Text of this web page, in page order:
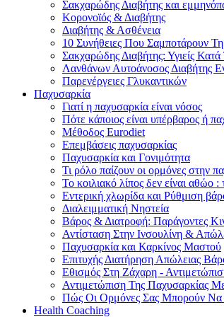
Σακχαρώδης Διαβήτης και
Κορονοϊός & Διαβήτης
Διαβήτης & Ασθένεια
10 Συνήθειες Που Σαμποτάρουν
Σακχαρώδης Διαβήτης: Υγιείς
Λανθάνων Αυτοάνοσος Διαβήτης
Παρενέργειες Γλυκαντικών
Παχυσαρκία
Γιατί η παχυσαρκία είναι νόσος
Πότε κάποιος είναι υπέρβαρος ή
Μέθοδος Eurodiet
Επεμβάσεις παχυσαρκίας
Παχυσαρκία και Γονιμότητα
Τι ρόλο παίζουν οι ορμόνες στην
Το κοιλιακό λίπος δεν είναι αθώο :
Εντερική χλωρίδα και Ρύθμιση
Διαλειμματική Νηστεία
Βάρος & Διατροφή: Παράγοντες
Αντίσταση Στην Ινσουλίνη &
Παχυσαρκία και Καρκίνος Μαστού
Επιτυχής Διατήρηση Απώλειας
Εθισμός Στη Ζάχαρη -
Αντιμετώπιση Της Παχυσαρκίας
Πώς Οι Ορμόνες Σας Μπορούν
Health Coaching